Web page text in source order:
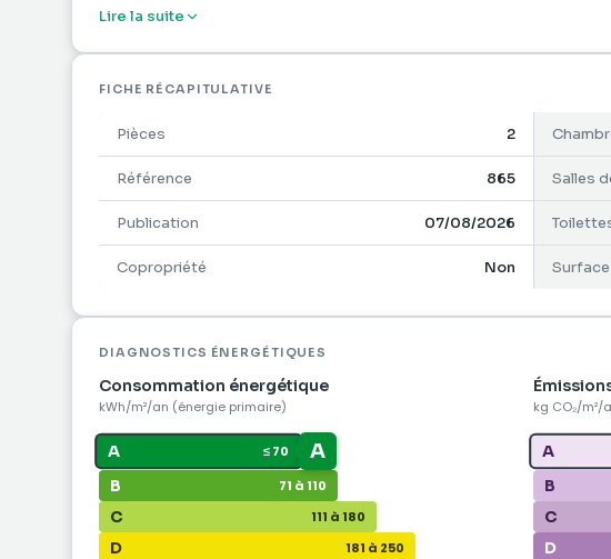
Idéalement situé, le bien est proche de toutes les commodités :
Lire la suite
FICHE RÉCAPITULATIVE
Pièces 2
Référence 865 Salles
Publication 07/08/2026
Copropriété Non
DIAGNOSTICS ÉNERGÉTIQUES
Consommation énergétique
kWh/m²/an (énergie primaire)
A ≤ 70 A
B 71 à 110
C 111 à 180
D 181 à 250
kg CO₂/m²/
A
B
C
D